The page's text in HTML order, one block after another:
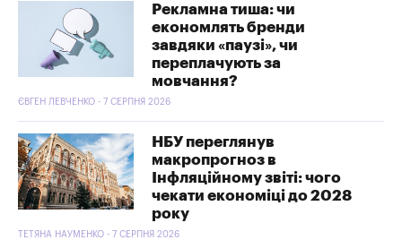
Рекламна тиша: чи
економлять бренди
завдяки «паузі», чи
переплачують за
мовчання?
ЄВГЕН ЛЕВЧЕНКО - 7 СЕРПНЯ 2026
НБУ переглянув
макропрогноз в
Інфляційному звіті: чого
чекати економіці до 2028
року
ТЕТЯНА НАУМЕНКО - 7 СЕРПНЯ 2026